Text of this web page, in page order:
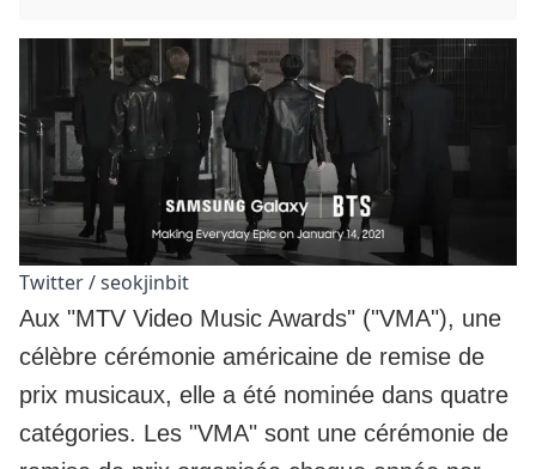
Twitter / seokjinbit
Aux "MTV Video Music Awards" ("VMA"), une
célèbre cérémonie américaine de remise de
prix musicaux, elle a été nominée dans quatre
catégories. Les "VMA" sont une cérémonie de